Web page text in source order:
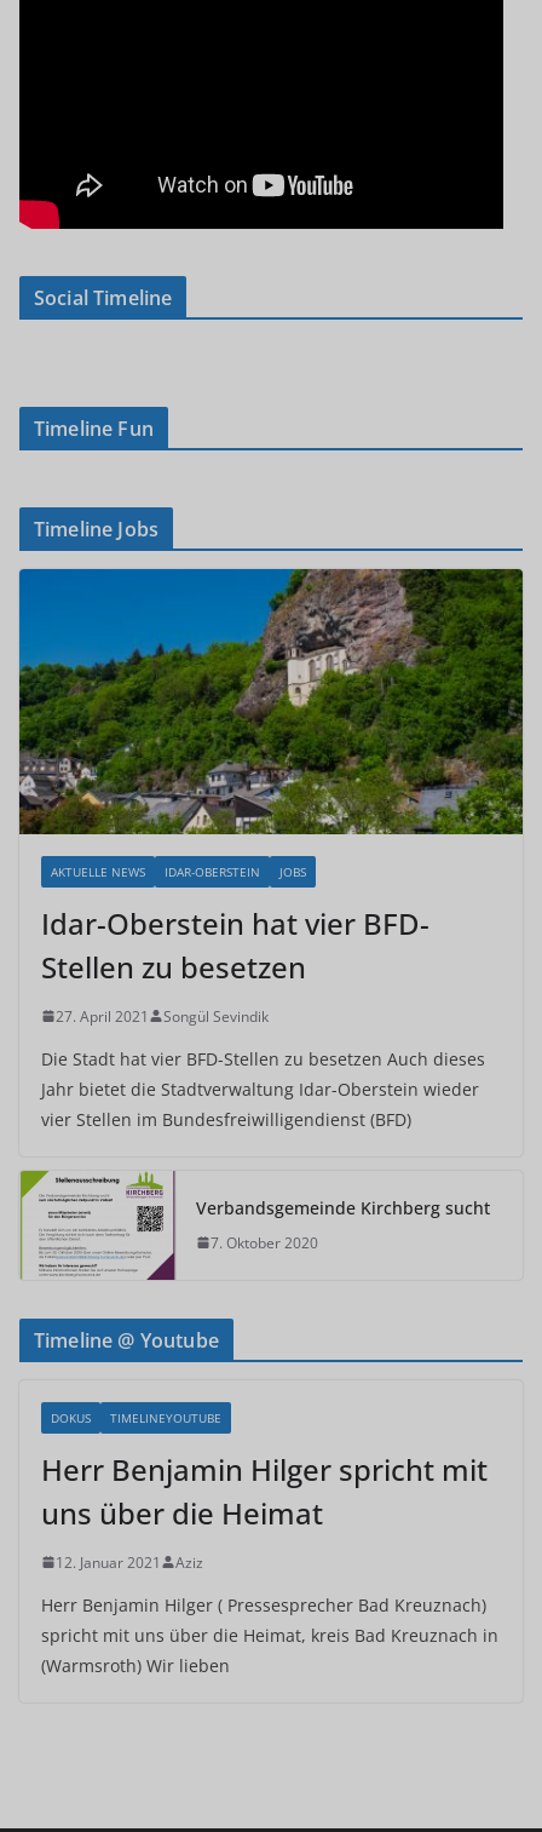
Social Timeline
Timeline Fun
Timeline Jobs
AKTUELLE NEWS IDAR-OBERSTEIN JOBS
Idar-Oberstein hat vier BFD-
Stellen zu besetzen
27. April 2021 Songül Sevindik
Die Stadt hat vier BFD-Stellen zu besetzen Auch dieses
Jahr bietet die Stadtverwaltung Idar-Oberstein wieder
vier Stellen im Bundesfreiwilligendienst (BFD)
Verbandsgemeinde Kirchberg sucht
7. Oktober 2020
Timeline @ Youtube
DOKUS TIMELINEYOUTUBE
Herr Benjamin Hilger spricht mit
uns über die Heimat
12. Januar 2021 Aziz
Herr Benjamin Hilger ( Pressesprecher Bad Kreuznach)
spricht mit uns über die Heimat, kreis Bad Kreuznach in
(Warmsroth) Wir lieben